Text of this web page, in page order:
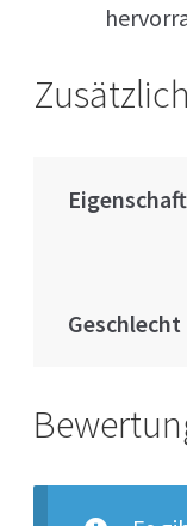
Eigenschaft
Geschlecht